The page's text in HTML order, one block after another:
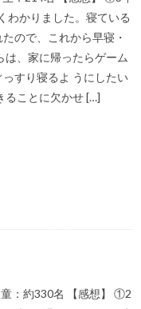
わかりました。寝ている
ので、これから早寝・
、家に帰ったらゲーム
すり寝るよ うにしたい
ることに欠かせ […]
：約330名 【感想】 ①2